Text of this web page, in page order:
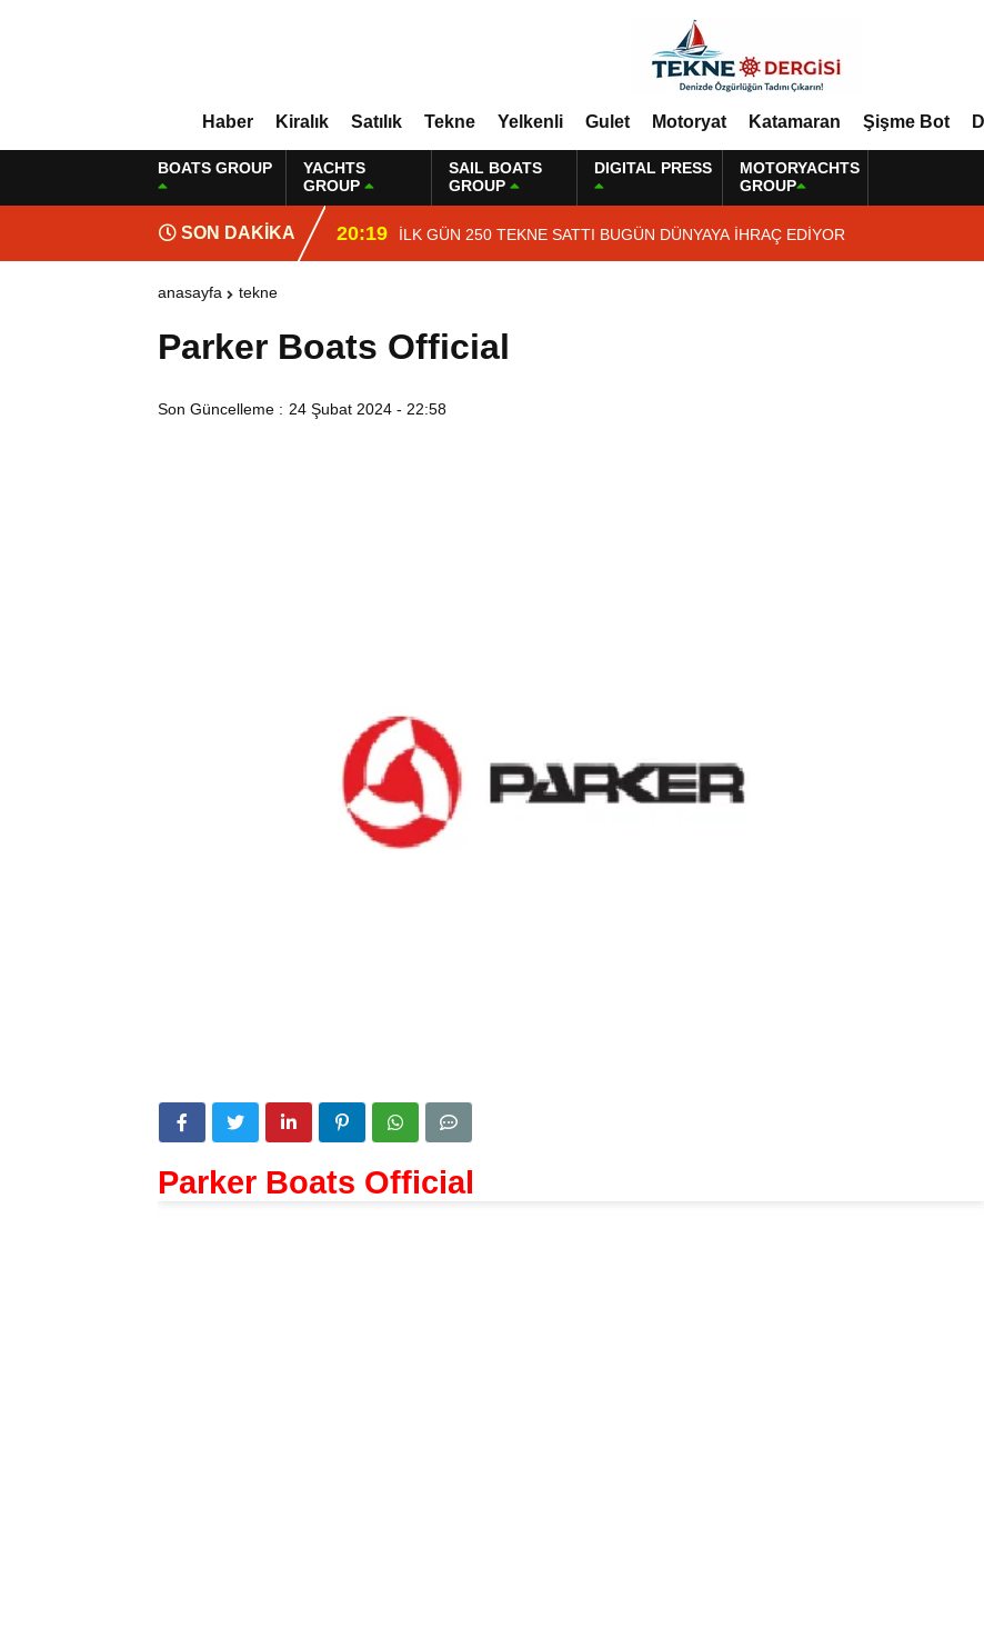
Haber Kiralık Satılık Tekne Yelkenli Gulet Motoryat Katamaran Şişme Bot
BOATS GROUP
YACHTS
GROUP
SAIL BOATS
GROUP
DIGITAL PRESS
MOTORYACHTS
GROUP
SON DAKİKA 20:19 İLK GÜN 250 TEKNE SATTI BUGÜN DÜNYAYA İHRAÇ EDİYOR
anasayfa tekne
Parker Boats Official
Son Güncelleme : 24 Şubat 2024 - 22:58
Parker Boats Official